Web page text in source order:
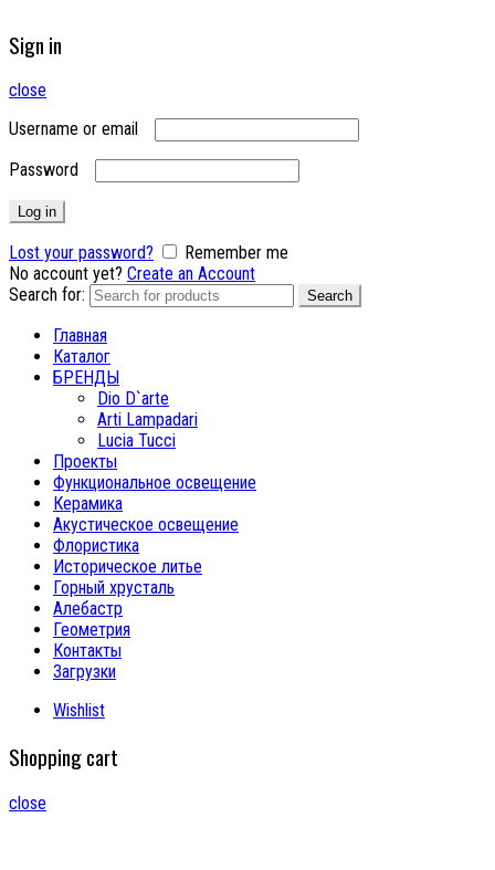
Sign in
close
Username or email
Password
Log in
Lost your password?
Remember me
No account yet? Create an Account
Search for:
Search
Главная
Каталог
БРЕНДЫ
Dio D`arte
Arti Lampadari
Lucia Tucci
Проекты
Функциональное освещение
Керамика
Акустическое освещение
Флористика
Историческое литье
Горный хрусталь
Алебастр
Геометрия
Контакты
Загрузки
Wishlist
Shopping cart
close